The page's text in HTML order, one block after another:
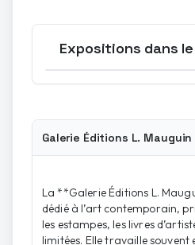
Expositions dans
Galerie Éditions L. Mauguin
La **Galerie Éditions L.
dédié à l’art contemporain,
les estampes, les livres
limitées. Elle travaille